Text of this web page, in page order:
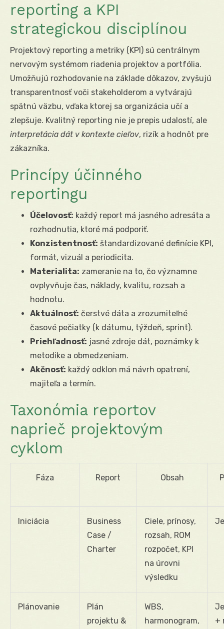
reporting a KPI
strategickou disciplínou
Projektový reporting a metriky (KPI) sú centrálnym
nervovým systémom riadenia projektov a portfólia.
Umožňujú rozhodovanie na základe dôkazov, zvyšujú
transparentnosť voči stakeholderom a vytvárajú
spätnú väzbu, vďaka ktorej sa organizácia učí a
zlepšuje. Kvalitný reporting nie je prepis udalostí, ale
interpretácia dát v kontexte cieľov, rizík a hodnôt pre
zákazníka.
Princípy účinného
reportingu
Účelovosť: každý report má jasného adresáta a
rozhodnutia, ktoré má podporiť.
Konzistentnosť: štandardizované definície KPI,
formát, vizuál a periodicita.
Materialita: zameranie na to, čo významne
ovplyvňuje čas, náklady, kvalitu, rozsah a
hodnotu.
Aktuálnosť: čerstvé dáta a zrozumiteľné
časové pečiatky (k dátumu, týždeň, sprint).
Priehľadnosť: jasné zdroje dát, poznámky k
metodike a obmedzeniam.
Akčnosť: každý odklon má návrh opatrení,
majiteľa a termín.
Taxonómia reportov
naprieč projektovým
cyklom
Fáza Report Obsah
Iniciácia
Business
Case /
Charter
Ciele, prínosy,
rozsah, ROM
rozpočet, KPI
na úrovni
výsledku
Plánovanie
Plán
projektu &
WBS,
harmonogram,
+